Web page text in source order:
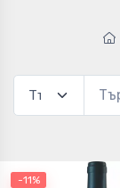
-11%